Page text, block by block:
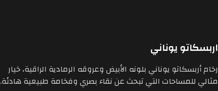
اربسكاتو يوناني
رخام أربسكاتو يوناني بلونه الأبيض وعروقه الرمادية الراقية، خيار
مثالي للمساحات التي تبحث عن نقاء بصري وفخامة طبيعية هادئة.